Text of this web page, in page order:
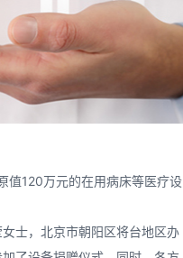
值120万元的在用病床等医疗设
士，北京市朝阳区将台地区办